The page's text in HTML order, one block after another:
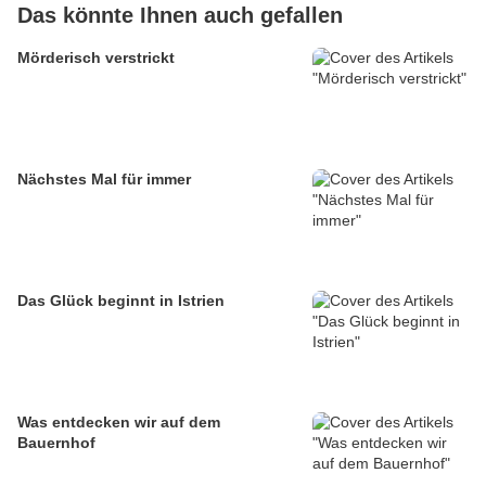
Das könnte Ihnen auch gefallen
Mörderisch verstrickt
Nächstes Mal für immer
Das Glück beginnt in Istrien
Was entdecken wir auf dem
Bauernhof